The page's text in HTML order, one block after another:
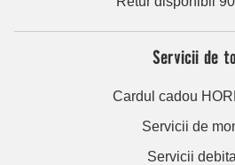
Servicii de
Cardul cadou
Servicii de
Servicii